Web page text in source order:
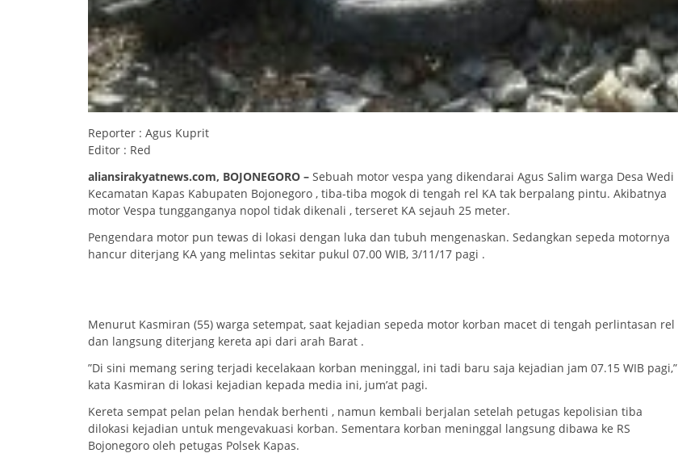
Reporter : Agus Kuprit
Editor : Red
aliansirakyatnews.com, BOJONEGORO – Sebuah motor vespa yang dikendarai Agus Salim warga Desa Wedi
Kecamatan Kapas Kabupaten Bojonegoro , tiba-tiba mogok di tengah rel KA tak berpalang pintu. Akibatnya
motor Vespa tungganganya nopol tidak dikenali , terseret KA sejauh 25 meter.
Pengendara motor pun tewas di lokasi dengan luka dan tubuh mengenaskan. Sedangkan sepeda motornya
hancur diterjang KA yang melintas sekitar pukul 07.00 WIB, 3/11/17 pagi .
Menurut Kasmiran (55) warga setempat, saat kejadian sepeda motor korban macet di tengah perlintasan rel
dan langsung diterjang kereta api dari arah Barat .
”Di sini memang sering terjadi kecelakaan korban meninggal, ini tadi baru saja kejadian jam 07.15 WIB pagi,”
kata Kasmiran di lokasi kejadian kepada media ini, jum’at pagi.
Kereta sempat pelan pelan hendak berhenti , namun kembali berjalan setelah petugas kepolisian tiba
dilokasi kejadian untuk mengevakuasi korban. Sementara korban meninggal langsung dibawa ke RS
Bojonegoro oleh petugas Polsek Kapas.